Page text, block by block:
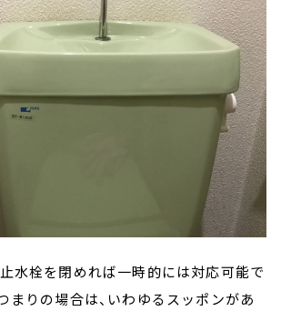
水栓を閉めれば一時的には対応可能で
まりの場合は、いわゆるスッポンがあ